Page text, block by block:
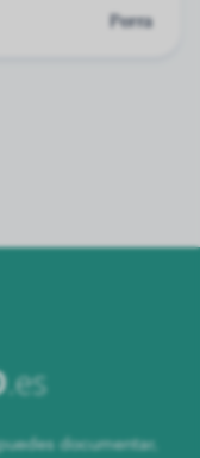
Perra
documentar,